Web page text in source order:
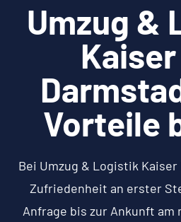
Umzug &
Vorteile
Bei Umzug & Logistik
Zufriedenheit an erster
Anfrage bis zur Ankunft am